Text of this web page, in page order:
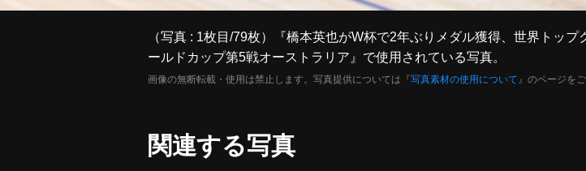
（写真 : 1枚目/79枚）『橋本英也がW杯で2年ぶりメダル獲得、世界トッ
ールドカップ第5戦オーストラリア』で使用されている写真。
画像の無断転載・使用は禁止します。写真提供については『写真素材の使用について 』のページを
関連する写真